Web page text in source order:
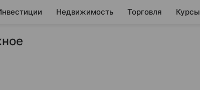
Недвижимость Торговля Курсы